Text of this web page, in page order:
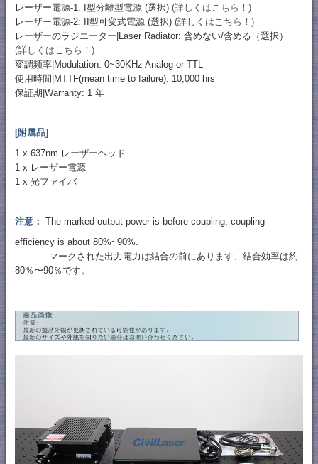
レーザー電源-1: I型分離型電源 (選択) (詳しくはこちら！)
レーザー電源-2: II型可変式電源 (選択) (詳しくはこちら！)
レーザーのラジエーター|Laser Radiator: 含めない/含める（選択）
(詳しくはこちら！)
変調频率|Modulation: 0~30KHz Analog or TTL
使用時間|MTTF(mean time to failure): 10,000 hrs
保証期|Warranty: 1 年
[附属品]
1 x 637nm レーザーヘッド
1 x レーザー電源
1 x 光ファイバ
注意： The marked output power is before coupling, coupling
efficiency is about 80%~90%.
マークされた出力電力は結合の前にあります、結合効率は約
80％〜90％です。